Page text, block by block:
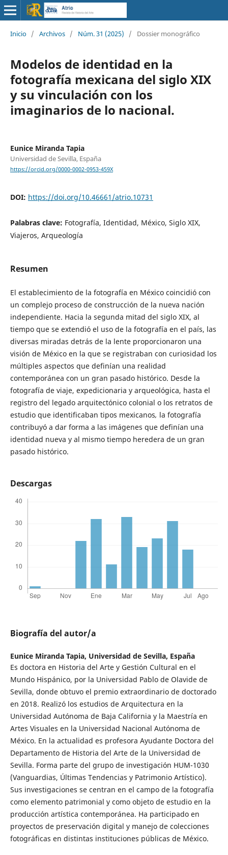
Inicio / Archivos / Núm. 31 (2025) / Dossier monográfico
Modelos de identidad en la
fotografía mexicana del siglo XIX
y su vinculación con los
imaginarios de lo nacional.
Eunice Miranda Tapia
Universidad de Sevilla, España
https://orcid.org/0000-0002-0953-459X
DOI: https://doi.org/10.46661/atrio.10731
Palabras clave: Fotografía, Identidad, México, Siglo XIX,
Viajeros, Arqueología
Resumen
El establecimiento de la fotografía en México coincidió con
un complejo proceso de construcción de la nueva nación
independiente. Hacia la segunda mitad del siglo XIX, al
tiempo que se extendió el uso de la fotografía en el país, las
diversas miradas detrás de la lente proporcionaron una
visión de México en la que se registraban con curiosidad los
múltiples aspectos que definían una realidad
contemporánea con un gran pasado histórico. Desde la
fotografía de viaje, expedicionaria y arqueológica, hasta el
registro del legado arquitectónico colonial o los retratos de
estudio que identificaban tipos mexicanos, la fotografía
contribuyó a dar forma a las imágenes que definían una
identidad nueva y al mismo tiempo heredera de un gran
pasado histórico.
Descargas
Biografía del autor/a
Eunice Miranda Tapia, Universidad de Sevilla, España
Es doctora en Historia del Arte y Gestión Cultural en el
Mundo Hispánico, por la Universidad Pablo de Olavide de
Sevilla, donde obtuvo el premio extraordinario de doctorado
en 2018. Realizó los estudios de Arquitectura en la
Universidad Autónoma de Baja California y la Maestría en
Artes Visuales en la Universidad Nacional Autónoma de
México. En la actualidad es profesora Ayudante Doctora del
Departamento de Historia del Arte de la Universidad de
Sevilla. Forma parte del grupo de investigación HUM-1030
(Vanguardias, Últimas Tendencias y Patrimonio Artístico).
Sus investigaciones se centran en el campo de la fotografía
como elemento patrimonial y como objeto de estudio en la
producción artística contemporánea. Ha participado en
proyectos de preservación digital y manejo de colecciones
fotográficas en distintas instituciones públicas de México.